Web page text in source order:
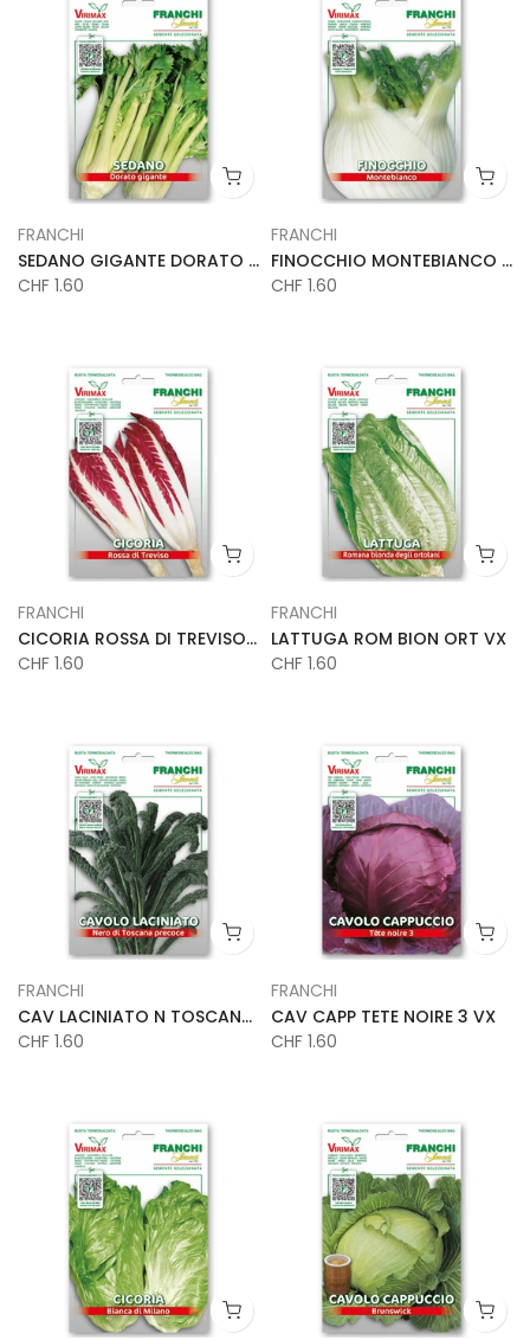
FRANCHI
SEDANO GIGANTE DORATO 2 VX
CHF 1.60
FRANCHI
FINOCCHIO MONTEBIANCO VX
CHF 1.60
FRANCHI
CICORIA ROSSA DI TREVISO VX
CHF 1.60
FRANCHI
LATTUGA ROM BION ORT VX
CHF 1.60
FRANCHI
CAV LACINIATO N TOSCANA VX
CHF 1.60
FRANCHI
CAV CAPP TETE NOIRE 3 VX
CHF 1.60